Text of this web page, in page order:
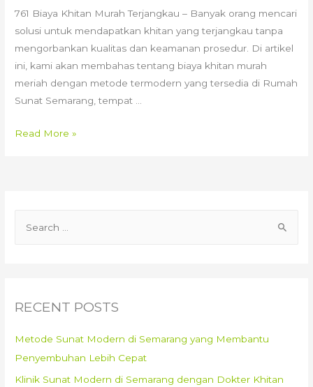
761 Biaya Khitan Murah Terjangkau – Banyak orang mencari
solusi untuk mendapatkan khitan yang terjangkau tanpa
mengorbankan kualitas dan keamanan prosedur. Di artikel
ini, kami akan membahas tentang biaya khitan murah
meriah dengan metode termodern yang tersedia di Rumah
Sunat Semarang, tempat …
BIAYA
SEMARANG
081.6699.761
Read More »
h
RECENT POSTS
Metode Sunat Modern di Semarang yang Membantu
Penyembuhan Lebih Cepat
Klinik Sunat Modern di Semarang dengan Dokter Khitan